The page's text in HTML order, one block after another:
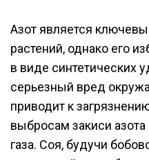
Азот является
растений, однако его
в виде синтетических
серьезный вред
приводит к
выбросам закиси
газа. Соя, будучи